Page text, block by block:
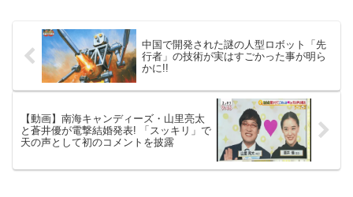
中国で開発された謎の人型ロボット「先
行者」の技術が実はすごかった事が明ら
かに!!
【動画】南海キャンディーズ・山里亮太
と蒼井優が電撃結婚発表! 「スッキリ」で
天の声として初のコメントを披露